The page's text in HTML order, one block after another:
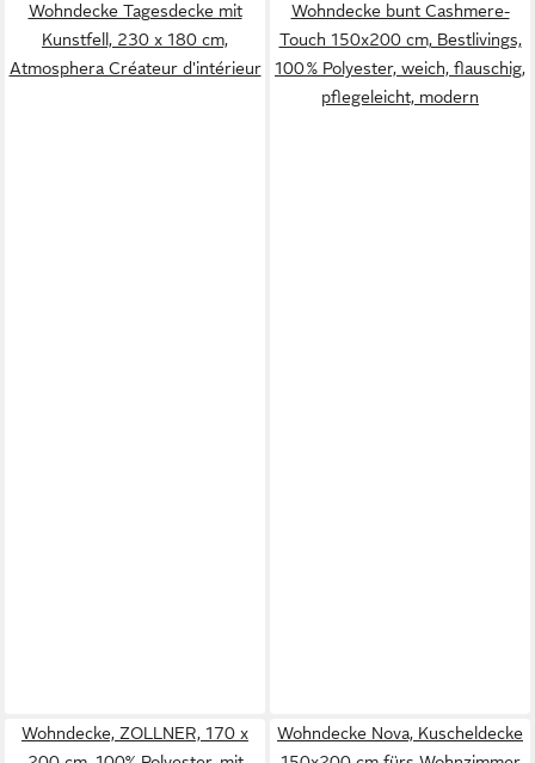
Wohndecke Tagesdecke mit
Kunstfell, 230 x 180 cm,
Atmosphera Créateur d'intérieur
Wohndecke bunt Cashmere-
Touch 150x200 cm, Bestlivings,
100 % Polyester, weich, flauschig,
pflegeleicht, modern
Wohndecke, ZOLLNER, 170 x
Wohndecke Nova, Kuscheldecke